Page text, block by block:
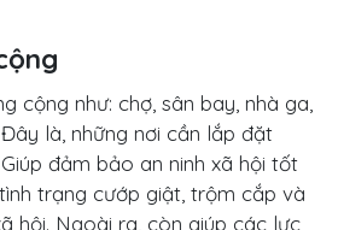
cộng như: chợ, sân bay, nhà ga,
là, những nơi cần lắp đặt
Giúp đảm bảo an ninh xã hội tốt
trạng cướp giật, trộm cắp và
hội. Ngoài ra, còn giúp các lực